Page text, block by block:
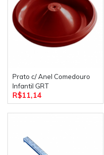
Prato c/ Anel Comedouro
Infantil GRT
R$11,14